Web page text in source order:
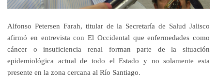
Alfonso Petersen Farah, titular de la Secretaría de Salud Jalisco
afirmó en entrevista con El Occidental que enfermedades como
cáncer o insuficiencia renal forman parte de la situación
epidemiológica actual de todo el Estado y no solamente esta
presente en la zona cercana al Río Santiago.